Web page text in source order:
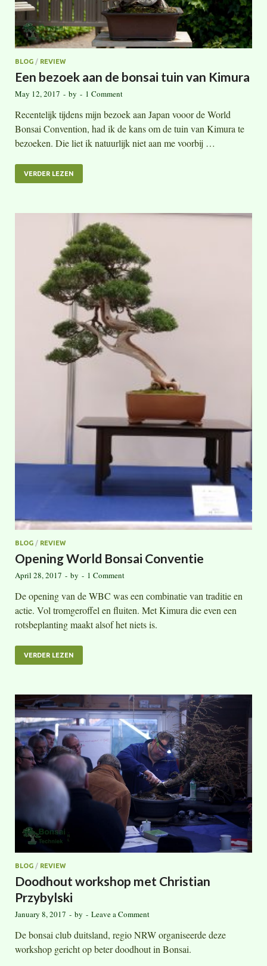
BLOG / REVIEW
Een bezoek aan de bonsai tuin van Kimura
May 12, 2017 - by - 1 Comment
Recentelijk tijdens mijn bezoek aan Japan vooor de World
Bonsai Convention, had ik de kans om de tuin van Kimura te
bezoeken. Die liet ik natuurlijk niet aan me voorbij …
VERDER LEZEN
BLOG / REVIEW
Opening World Bonsai Conventie
April 28, 2017 - by - 1 Comment
De opening van de WBC was een combinatie van traditie en
actie. Vol tromgeroffel en fluiten. Met Kimura die even een
rotsbeplanting maakt alsof het niets is.
VERDER LEZEN
BLOG / REVIEW
Doodhout workshop met Christian
Przybylski
January 8, 2017 - by - Leave a Comment
De bonsai club duitsland, regio NRW organiseerde deze
workshop gericht op beter doodhout in Bonsai.